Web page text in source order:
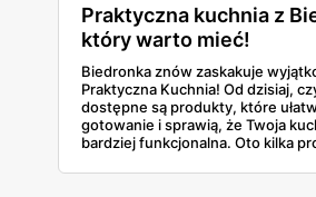
Praktyczna kuchnia z
który warto mieć!
Biedronka znów zaskakuje
Praktyczna Kuchnia! Od dzisiaj,
dostępne są produkty, które
gotowanie i sprawią, że Twoja
bardziej funkcjonalna. Oto kilka